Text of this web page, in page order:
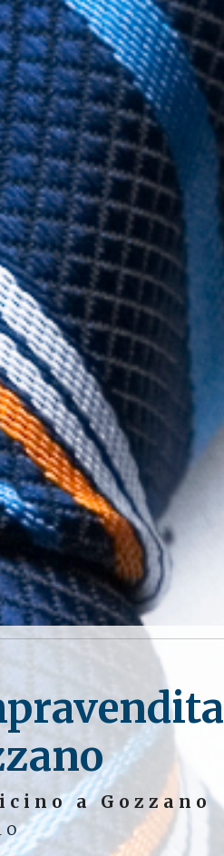
a Gozzano